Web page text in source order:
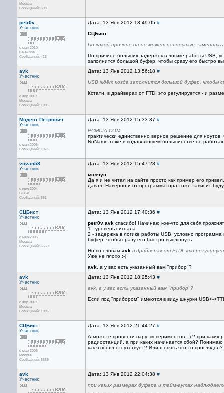
Москва
Сообщений: 609
petr0v
Участник
с мая 2010
Balakhna
Сообщений: 413
Дата: 13 Янв 2012 13:49:05 #
СЦБист
По какой причине он не может полностью
По причине больших задержек в логике работы USB,
заполнится большой буфер, чтобы сразу его быстро
avk
Участник
с апр 2007
Москва
Сообщений: 1096
Дата: 13 Янв 2012 13:56:18 #
USB ждёт когда заполнится большой буфер, чтобы
Кстати, в драйверах от FTDI это регулируется - и
Модест Петрович
Участник
с мая 2005
Сообщений: 1076
Дата: 13 Янв 2012 15:33:37 #
PCMCIA-COM
практически единственно верное решение для
NoName тоже в подавляющем большинстве не
vovan58
Участник
с июл 2004
СССР
Сообщений: 851
Дата: 13 Янв 2012 15:47:28 #
молчун
Да я и не читал на сайте просто как пример его
давал. Наверно и от программатора тоже зависит
СЦБист
Участник
с мар 2006
Москва
Сообщений: 6659
Дата: 13 Янв 2012 17:40:36 #
petr0v avk спасибо! Начинаю кое-что для себя
1 - уровень сигнала
2 - задержка в логике работы USB, условно
буфер, чтобы сразу его быстро выплюнуть
Но по словам avk в драйверах от FTDI это
Уже не плохо :-)
avk , а у вас есть указанный вам "прибор"?
avk
Участник
с апр 2007
Москва
Сообщений: 1096
Дата: 13 Янв 2012 18:25:43 #
avk, а у вас есть указанный вам "прибор"?
Если под "прибором" имеются в виду шнурки USB<-
СЦБист
Участник
с мар 2006
Москва
Сообщений: 6659
Дата: 13 Янв 2012 21:44:27 #
А можете провести пару экспериментов :-) ? при
радиостанций, а при каких начинается сбой?
как я понял отсутствует? Или я опять что-то проглядел?
avk
Участник
Дата: 13 Янв 2012 22:04:38 #
при каких размерах буфера и тайм-аутах